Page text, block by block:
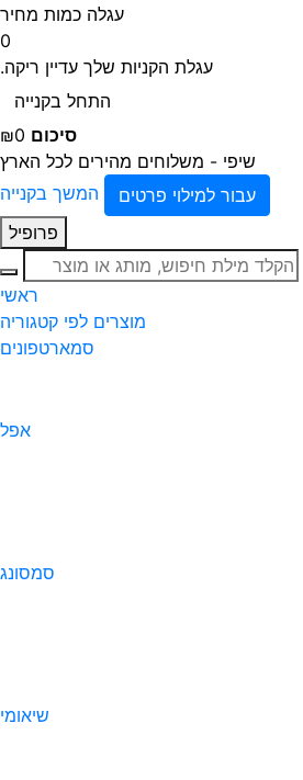
עגלה כמות מחיר
0
עגלת הקניות שלך עדיין ריקה.
התחל בקנייה
סיכום ₪0
שיפי - משלוחים מהירים לכל הארץ
עבור למילוי פרטים
המשך בקנייה
פרופיל
חיפוש
ראשי
מוצרים לפי קטגוריה
סמארטפונים
אפל
סמסונג
שיאומי